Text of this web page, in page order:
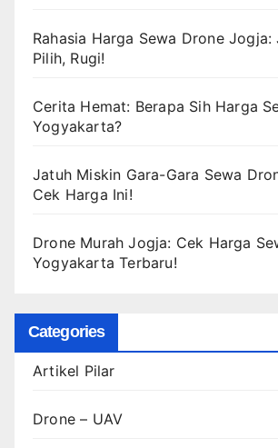
Rahasia Harga Sewa Drone Jogja:
Pilih, Rugi!
Cerita Hemat: Berapa Sih Harga
Yogyakarta?
Jatuh Miskin Gara-Gara Sewa
Cek Harga Ini!
Drone Murah Jogja: Cek Harga
Yogyakarta Terbaru!
Categories
Artikel Pilar
Drone – UAV